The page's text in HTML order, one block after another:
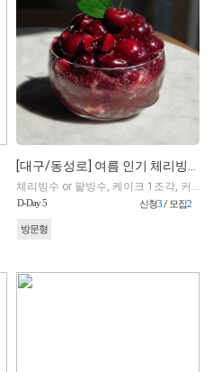
체리빙수 or 팥빙수, 케이크 1조각, 커피 or 홍차 페어링 총 3가지 메뉴 제공
D-Day 5 신청3/ 모집2
방문형